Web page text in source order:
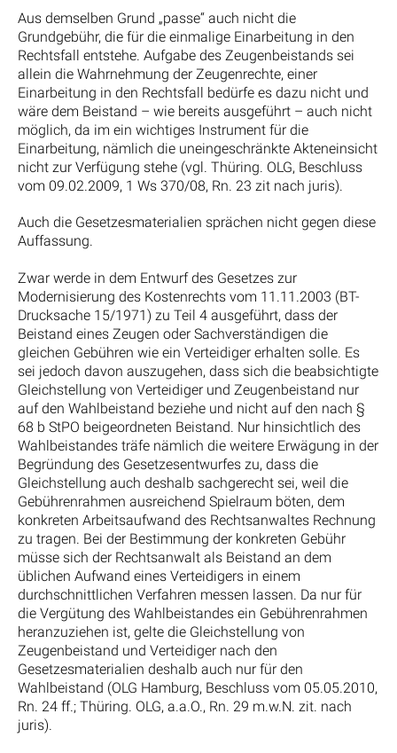
Aus demselben Grund „passe“ auch nicht die
Grundgebühr, die für die einmalige Einarbeitung in den
Rechtsfall entstehe. Aufgabe des Zeugenbeistands sei
allein die Wahrnehmung der Zeugenrechte, einer
Einarbeitung in den Rechtsfall bedürfe es dazu nicht und
wäre dem Beistand – wie bereits ausgeführt – auch nicht
möglich, da im ein wichtiges Instrument für die
Einarbeitung, nämlich die uneingeschränkte Akteneinsicht
nicht zur Verfügung stehe (vgl. Thüring. OLG, Beschluss
vom 09.02.2009, 1 Ws 370/08, Rn. 23 zit nach juris).
Auch die Gesetzesmaterialien sprächen nicht gegen diese
Auffassung.
Zwar werde in dem Entwurf des Gesetzes zur
Modernisierung des Kostenrechts vom 11.11.2003 (BT-
Drucksache 15/1971) zu Teil 4 ausgeführt, dass der
Beistand eines Zeugen oder Sachverständigen die
gleichen Gebühren wie ein Verteidiger erhalten solle. Es
sei jedoch davon auszugehen, dass sich die beabsichtigte
Gleichstellung von Verteidiger und Zeugenbeistand nur
auf den Wahlbeistand beziehe und nicht auf den nach §
68 b StPO beigeordneten Beistand. Nur hinsichtlich des
Wahlbeistandes träfe nämlich die weitere Erwägung in der
Begründung des Gesetzesentwurfes zu, dass die
Gleichstellung auch deshalb sachgerecht sei, weil die
Gebührenrahmen ausreichend Spielraum böten, dem
konkreten Arbeitsaufwand des Rechtsanwaltes Rechnung
zu tragen. Bei der Bestimmung der konkreten Gebühr
müsse sich der Rechtsanwalt als Beistand an dem
üblichen Aufwand eines Verteidigers in einem
durchschnittlichen Verfahren messen lassen. Da nur für
die Vergütung des Wahlbeistandes ein Gebührenrahmen
heranzuziehen ist, gelte die Gleichstellung von
Zeugenbeistand und Verteidiger nach den
Gesetzesmaterialien deshalb auch nur für den
Wahlbeistand (OLG Hamburg, Beschluss vom 05.05.2010,
Rn. 24 ff.; Thüring. OLG, a.a.O., Rn. 29 m.w.N. zit. nach
juris).